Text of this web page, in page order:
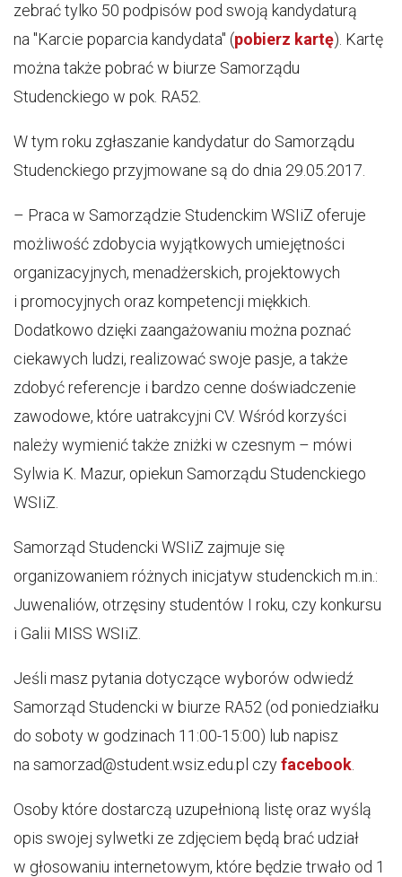
zebrać tylko 50 podpisów pod swoją kandydaturą
na "Karcie poparcia kandydata" (pobierz kartę). Kartę
można także pobrać w biurze Samorządu
Studenckiego w pok. RA52.
W tym roku zgłaszanie kandydatur do Samorządu
Studenckiego przyjmowane są do dnia 29.05.2017.
– Praca w Samorządzie Studenckim WSIiZ oferuje
możliwość zdobycia wyjątkowych umiejętności
organizacyjnych, menadżerskich, projektowych
i promocyjnych oraz kompetencji miękkich.
Dodatkowo dzięki zaangażowaniu można poznać
ciekawych ludzi, realizować swoje pasje, a także
zdobyć referencje i bardzo cenne doświadczenie
zawodowe, które uatrakcyjni CV. Wśród korzyści
należy wymienić także zniżki w czesnym – mówi
Sylwia K. Mazur, opiekun Samorządu Studenckiego
WSIiZ.
Samorząd Studencki WSIiZ zajmuje się
organizowaniem różnych inicjatyw studenckich m.in.:
Juwenaliów, otrzęsiny studentów I roku, czy konkursu
i Galii MISS WSIiZ.
Jeśli masz pytania dotyczące wyborów odwiedź
Samorząd Studencki w biurze RA52 (od poniedziałku
do soboty w godzinach 11:00-15:00) lub napisz
na samorzad@student.wsiz.edu.pl czyfacebook.
Osoby które dostarczą uzupełnioną listę oraz wyślą
opis swojej sylwetki ze zdjęciem będą brać udział
w głosowaniu internetowym, które będzie trwało od 1